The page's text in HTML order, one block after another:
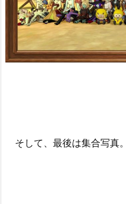
そして、最後は集合写真。